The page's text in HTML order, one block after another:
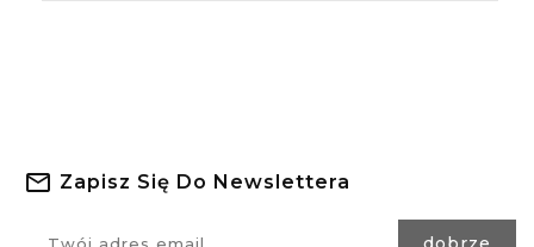
Zapisz Się Do Newslettera